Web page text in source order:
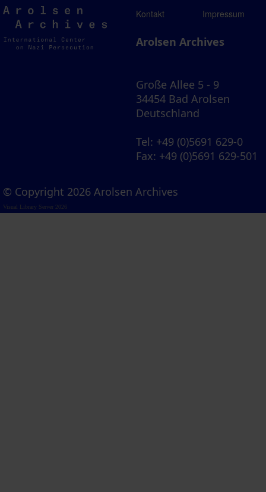
Arolsen
Archives
Kontakt Impressum
Arolsen Archives
Große Allee 5 - 9
34454 Bad Arolsen
Deutschland
Tel: +49 (0)5691 629-0
Fax: +49 (0)5691 629-501
© Copyright 2026 Arolsen Archives
Visual Library Server 2026